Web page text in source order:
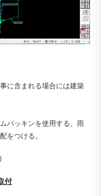
に含まれる場合には建築
パッキンを使用する。雨
をつける。
付